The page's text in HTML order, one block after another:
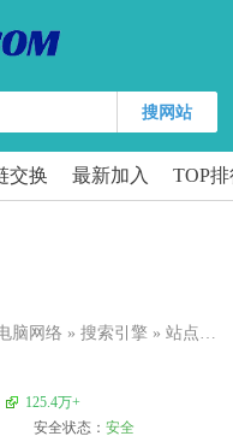
搜网站
交换 最新加入 TOP
脑网络 » 搜索引擎 » 站点详细
125.4万+
安全状态：安全